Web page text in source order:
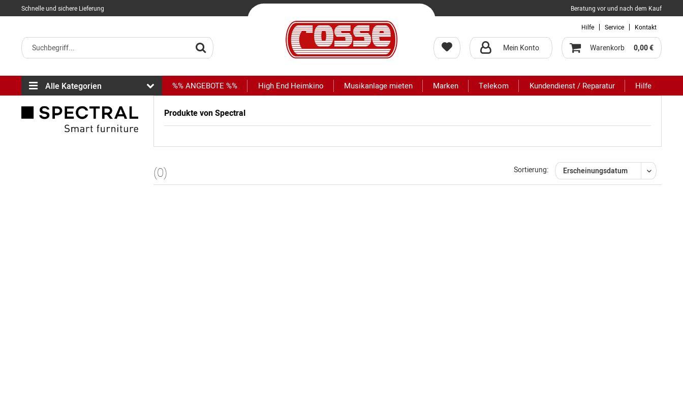
Schnelle und sichere Lieferung Beratung vor und nach dem Kauf
Mein Konto Warenkorb 0,00 €
Hilfe Service Kontakt
Alle Kategorien %% ANGEBOTE %% High End Heimkino Musikanlage mieten Marken Telekom Kundendienst / Reparatur Hilfe
Produkte von Spectral
(0) Sortierung: